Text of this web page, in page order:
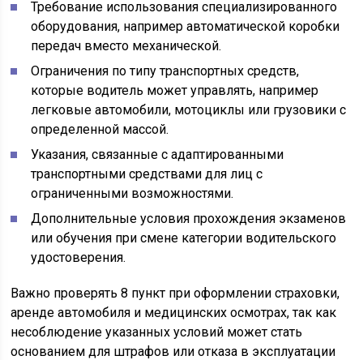
Требование использования специализированного
оборудования, например автоматической коробки
передач вместо механической.
Ограничения по типу транспортных средств,
которые водитель может управлять, например
легковые автомобили, мотоциклы или грузовики с
определенной массой.
Указания, связанные с адаптированными
транспортными средствами для лиц с
ограниченными возможностями.
Дополнительные условия прохождения экзаменов
или обучения при смене категории водительского
удостоверения.
Важно проверять 8 пункт при оформлении страховки,
аренде автомобиля и медицинских осмотрах, так как
несоблюдение указанных условий может стать
основанием для штрафов или отказа в эксплуатации